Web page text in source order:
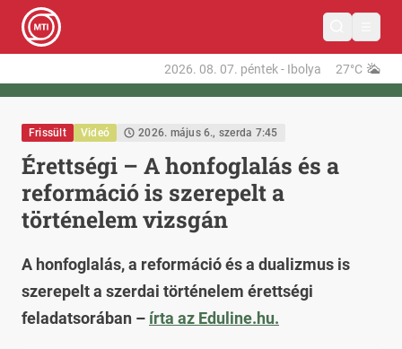
2026. 08. 07. péntek- Ibolya 27°C
Frissült Videó 2026. május 6., szerda 7:45
Érettségi – A honfoglalás és a
reformáció is szerepelt a
történelem vizsgán
A honfoglalás, a reformáció és a dualizmus is
szerepelt a szerdai történelem érettségi
feladatsorában – írta az Eduline.hu.